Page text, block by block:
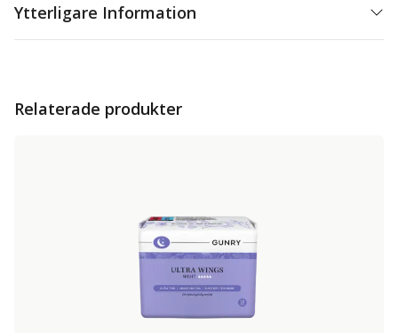
Ytterligare Information
Relaterade produkter